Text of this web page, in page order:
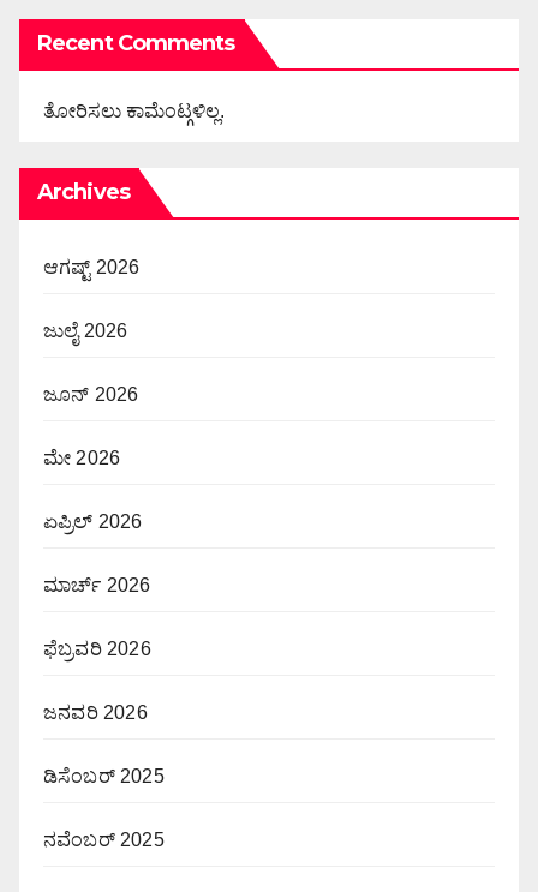
Recent Comments
ತೋರಿಸಲು ಕಾಮೆಂಟ್ಗಳಿಲ್ಲ.
Archives
ಆಗಷ್ಟ್ 2026
ಜುಲೈ 2026
ಜೂನ್ 2026
ಮೇ 2026
ಏಪ್ರಿಲ್ 2026
ಮಾರ್ಚ್ 2026
ಫೆಬ್ರವರಿ 2026
ಜನವರಿ 2026
ಡಿಸೆಂಬರ್ 2025
ನವೆಂಬರ್ 2025